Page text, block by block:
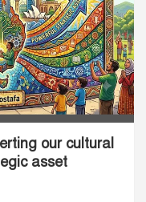
our cultural
asset